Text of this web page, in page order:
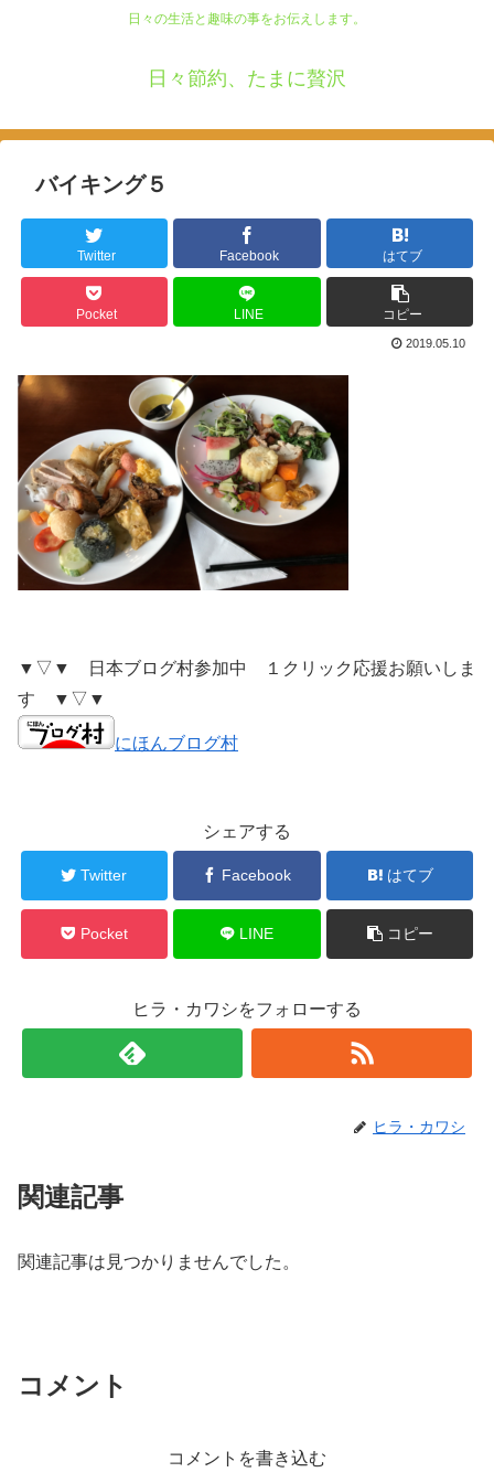
日々の生活と趣味の事をお伝えします。
日々節約、たまに贅沢
バイキング５
Twitter Facebook はてブ
Pocket LINE コピー
2019.05.10
▼▽▼ 日本ブログ村参加中 １クリック応援お願いしま
す ▼▽▼
にほんブログ村
シェアする
Twitter Facebook はてブ
Pocket LINE コピー
ヒラ・カワシをフォローする
ヒラ・カワシ
関連記事
関連記事は見つかりませんでした。
コメント
コメントを書き込む